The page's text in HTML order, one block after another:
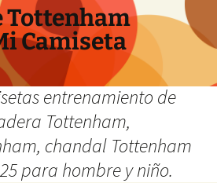
Tottenham
Camiseta
entrenamiento de
Tottenham,
chandal Tottenham
para hombre y niño.